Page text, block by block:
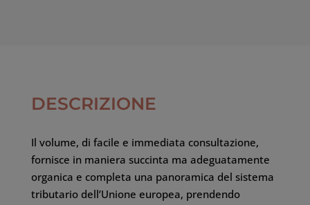
DESCRIZIONE
Il volume, di facile e immediata consultazione,
fornisce in maniera succinta ma adeguatamente
organica e completa una panoramica del sistema
tributario dell’Unione europea, prendendo